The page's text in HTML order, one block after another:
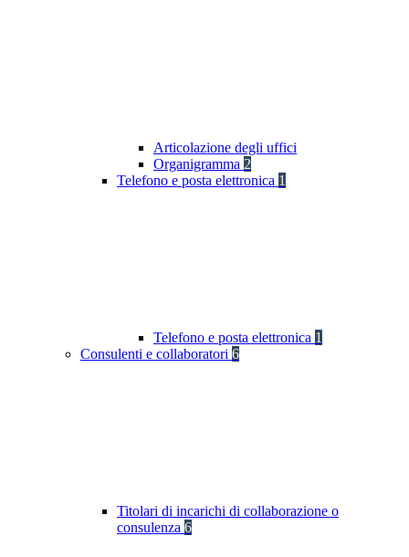
Articolazione degli uffici
Organigramma 2
Telefono e posta elettronica 1
Telefono e posta elettronica 1
Consulenti e collaboratori 6
Titolari di incarichi di collaborazione o
consulenza 6